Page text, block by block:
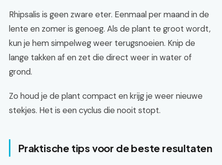
Rhipsalis is geen zware eter. Eenmaal per maand in de
lente en zomer is genoeg. Als de plant te groot wordt,
kun je hem simpelweg weer terugsnoeien. Knip de
lange takken af en zet die direct weer in water of
grond.
Zo houd je de plant compact en krijg je weer nieuwe
stekjes. Het is een cyclus die nooit stopt.
Praktische tips voor de beste resultaten